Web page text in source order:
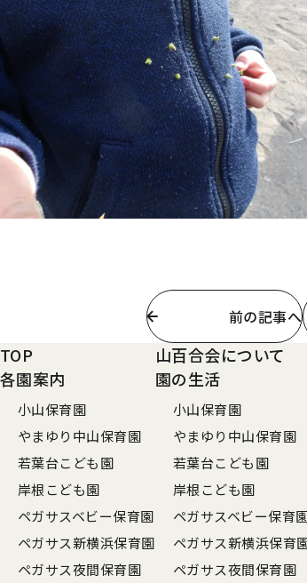
前の記事へ
TOP
各園案内
小山保育園
やまゆり中山保育園
若葉台こども園
岸根こども園
ペガサスベビー保育園
ペガサス新横浜保育園
ペガサス夜間保育園
山百合会について
園の生活
小山保育園
やまゆり中山保育園
若葉台こども園
岸根こども園
ペガサスベビー保育
ペガサス新横浜保育
ペガサス夜間保育園